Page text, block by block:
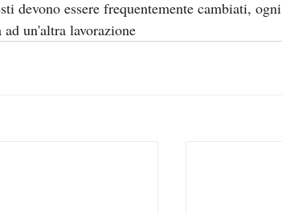
devono essere frequentemente cambiati, ogni
un'altra lavorazione